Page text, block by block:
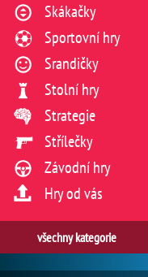
Skákačky
Sportovní hry
Srandičky
Stolní hry
Strategie
Střílečky
Závodní hry
Hry od vás
všechny kategorie